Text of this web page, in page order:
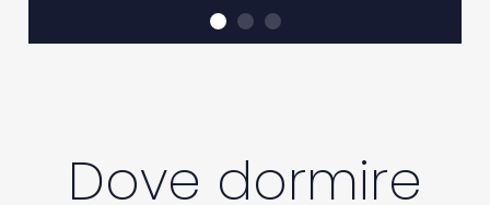
Dove dormire